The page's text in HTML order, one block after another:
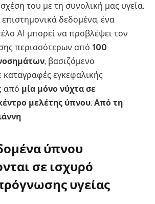
του με τη συνολική μας υγεία.
δεδομένα, ένα
AI μπορεί να προβλέψει τον
περισσότερων από 100
, βασιζόμενο
καταγραφές εγκεφαλικής
από μία μόνο νύχτα σε
μελέτης ύπνου. Από τη
ύπνου
σε ισχυρό
υγείας